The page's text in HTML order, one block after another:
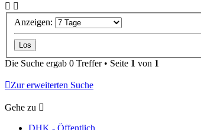
Anzeigen:
Die Suche ergab 0 Treffer • Seite 1 von 1
Zur erweiterten Suche
Gehe zu
DHK - Öffentlich